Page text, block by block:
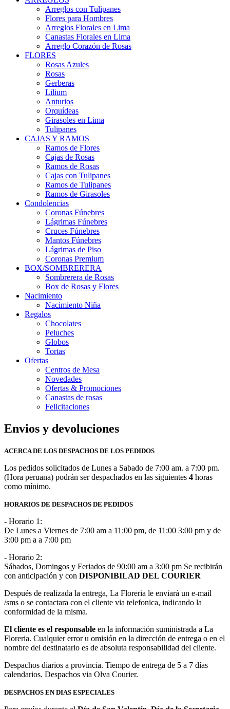
Arreglos con Tulipanes
Flores para Hombres
Arreglos Florales en Lima
Canastas Florales en Lima
Arreglo Corazón de Rosas
FLORES
Rosas Azules
Rosas
Gerberas
Lilium
Anturios
Orquídeas
Girasoles en Lima
Tulipanes
CAJAS Y RAMOS
Ramos de Flores
Cajas de Rosas
Ramos de Rosas
Cajas con Tulipanes
Ramos de Tulipanes
Ramos de Girasoles
Condolencias
Coronas Fúnebres
Lágrimas Fúnebres
Cruces Fúnebres
Mantos Fúnebres
Lágrimas de Piso
Coronas Premium
BOX/SOMBRERERA
Sombrerera de Rosas
Box de Rosas y Flores
Nacimiento
Nacimiento Niña
Regalos
Chocolates
Peluches
Globos
Tortas
Ofertas
Centros de Mesa
Novedades
Ofertas & Promociones
Canastas de rosas
Felicitaciones
Envios y devoluciones
ACERCA DE LOS DESPACHOS DE LOS PEDIDOS
Los pedidos solicitados de Lunes a Sabado de 7:00 am. a 7:00 pm.
(Hora peruana) podrán ser despachados en las siguientes 4 horas
como mínimo.
HORARIOS DE DESPACHOS DE PEDIDOS
- Horario 1:
De Lunes a Viernes de 7:00 am a 11:00 pm, de 11:00 3:00 pm y de
3:00 pm a a 7:00 pm
- Horario 2:
Sábados, Domingos y Feriados de 90:00 am a 3:00 pm Se recibirán
con anticipación y con DISPONIBILAD DEL COURIER
Después de realizada la entrega, La Floreria le enviará un e-mail
/sms o se contactara con el cliente via telefonica, indicando la
conformidad de la misma.
El cliente es el responsable en la información suministrada a La
Floreria. Cualquier error u omisión en la dirección de entrega o en el
nombre del destinatario es de absoluta responsabilidad del cliente.
Despachos diarios a provincia. Tiempo de entrega de 5 a 7 días
calendarios. Despachos via Olva Courier.
DESPACHOS EN DIAS ESPECIALES